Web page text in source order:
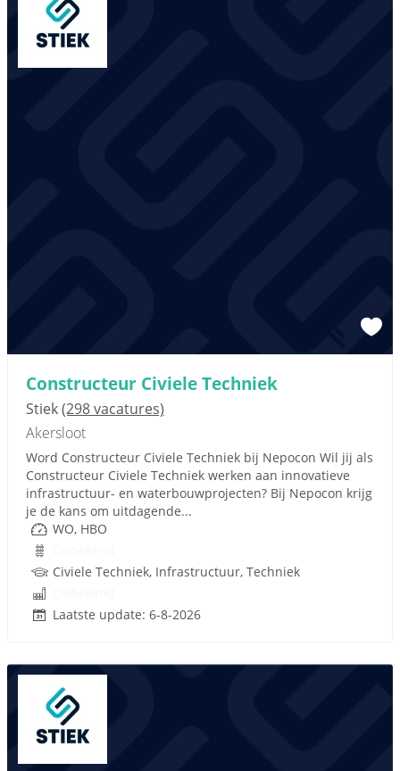
Constructeur Civiele Techniek
Stiek(298 vacatures)
Akersloot
Word Constructeur Civiele Techniek bij Nepocon Wil jij als
Constructeur Civiele Techniek werken aan innovatieve
infrastructuur- en waterbouwprojecten? Bij Nepocon krijg
je de kans om uitdagende...
WO, HBO
Civiele Techniek, Infrastructuur, Techniek
Laatste update: 6-8-2026